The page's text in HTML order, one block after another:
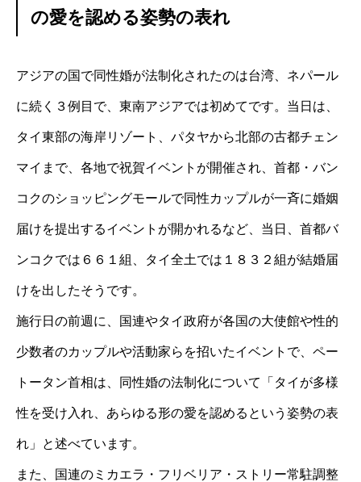
の愛を認める姿勢の表れ
アジアの国で同性婚が法制化されたのは台湾、ネパール
に続く３例目で、東南アジアでは初めてです。当日は、
タイ東部の海岸リゾート、パタヤから北部の古都チェン
マイまで、各地で祝賀イベントが開催され、首都・バン
コクのショッピングモールで同性カップルが一斉に婚姻
届けを提出するイベントが開かれるなど、当日、首都バ
ンコクでは６６１組、タイ全土では１８３２組が結婚届
けを出したそうです。
施行日の前週に、国連やタイ政府が各国の大使館や性的
少数者のカップルや活動家らを招いたイベントで、ペー
トータン首相は、同性婚の法制化について「タイが多様
性を受け入れ、あらゆる形の愛を認めるという姿勢の表
れ」と述べています。
また、国連のミカエラ・フリベリア・ストリー常駐調整